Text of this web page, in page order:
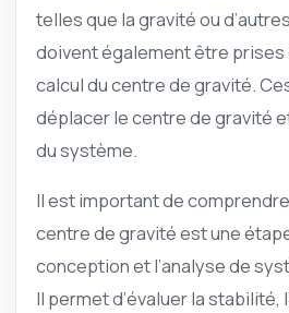
telles que la gravité ou
doivent également être prises
calcul du centre de gravité.
déplacer le centre de gravité
du système.
Il est important de
centre de gravité est une
conception et l’analyse de
Il permet d’évaluer la stabilité,